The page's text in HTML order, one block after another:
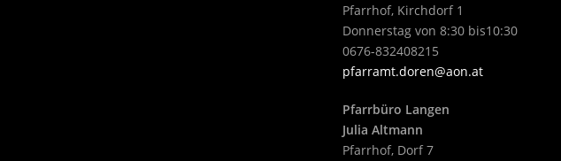
Pfarrhof, Kirchdorf 1
Donnerstag von 8:30 bis10:30
0676-832408215
pfarramt.doren@aon.at
Pfarrbüro Langen
Julia Altmann
Pfarrhof, Dorf 7